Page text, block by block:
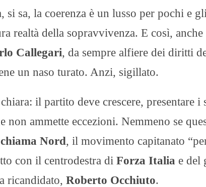
si sa, la coerenza è un lusso per pochi e
realtà della sopravvivenza. E così,
Callegari, da sempre alfiere dei diritti
un naso turato. Anzi, sigillato.
il partito deve crescere, presentare
non ammette eccezioni. Nemmeno se
Nord, il movimento capitanato
con il centrodestra di Forza Italia e del
ricandidato, Roberto Occhiuto.